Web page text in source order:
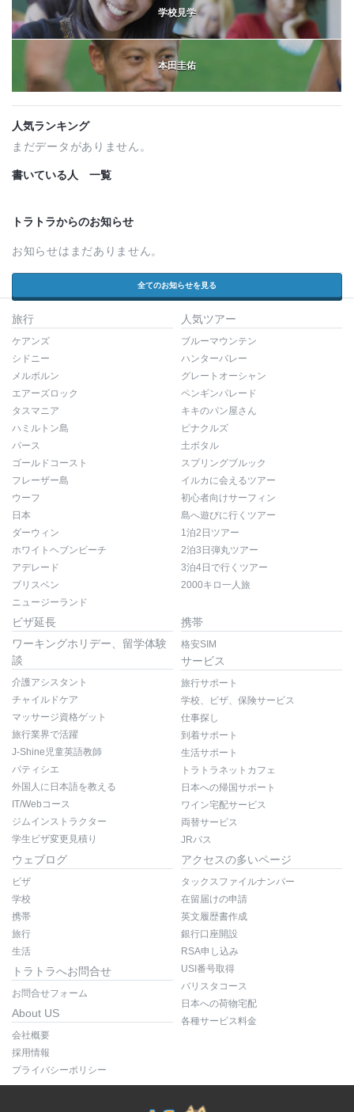
学校見学
本田圭佑
人気ランキング
まだデータがありません。
書いている人 一覧
トラトラからのお知らせ
お知らせはまだありません。
全てのお知らせを見る
旅行
ケアンズ
シドニー
メルボルン
エアーズロック
タスマニア
ハミルトン島
パース
ゴールドコースト
フレーザー島
ウーフ
日本
ダーウィン
ホワイトヘブンビーチ
アデレード
ブリスベン
ニュージーランド
人気ツアー
ブルーマウンテン
ハンターバレー
グレートオーシャン
ペンギンパレード
キキのパン屋さん
ピナクルズ
土ボタル
スプリングブルック
イルカに会えるツアー
初心者向けサーフィン
島へ遊びに行くツアー
1泊2日ツアー
2泊3日弾丸ツアー
3泊4日で行くツアー
2000キロ一人旅
ビザ延長
ワーキングホリデー、留学体験
談
介護アシスタント
チャイルドケア
マッサージ資格ゲット
旅行業界で活躍
J-Shine児童英語教師
パティシエ
外国人に日本語を教える
IT/Webコース
ジムインストラクター
学生ビザ変更見積り
携帯
格安SIM
サービス
旅行サポート
学校、ビザ、保険サービス
仕事探し
到着サポート
生活サポート
トラトラネットカフェ
日本への帰国サポート
ワイン宅配サービス
両替サービス
JRパス
ウェブログ
ビザ
学校
携帯
旅行
生活
トラトラへお問合せ
お問合せフォーム
About US
会社概要
採用情報
プライバシーポリシー
アクセスの多いページ
タックスファイルナンバー
在留届けの申請
英文履歴書作成
銀行口座開設
RSA申し込み
USI番号取得
バリスタコース
日本への荷物宅配
各種サービス料金